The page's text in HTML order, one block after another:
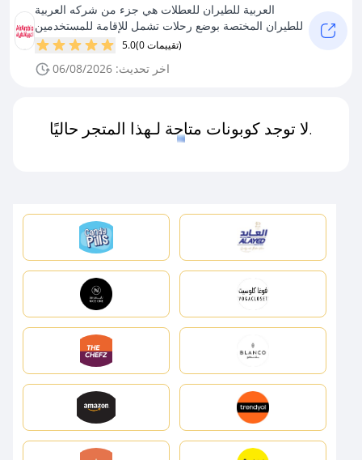
العربية للطيران للعطلات هي جزء من شركه العربية
للطيران المختصة بوضع رحلات تشمل للإقامة للمستخدمين
5.0 (0 تقييمات)
اخر تحديث: 06/08/2026
لا توجد كوبونات متاحة لـهذا المتجر حاليًا.